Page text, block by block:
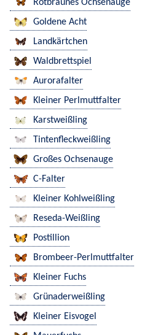
Rotbraunes Ochsenauge
Goldene Acht
Landkärtchen
Waldbrettspiel
Aurorafalter
Kleiner Perlmuttfalter
Karstweißling
Tintenfleckweißling
Großes Ochsenauge
C-Falter
Kleiner Kohlweißling
Reseda-Weißling
Postillion
Brombeer-Perlmuttfalter
Kleiner Fuchs
Grünaderweißling
Kleiner Eisvogel